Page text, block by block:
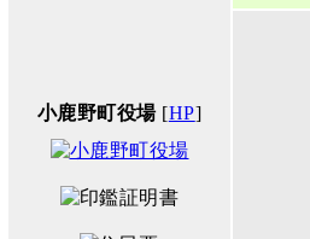
小鹿野町役場 [HP]